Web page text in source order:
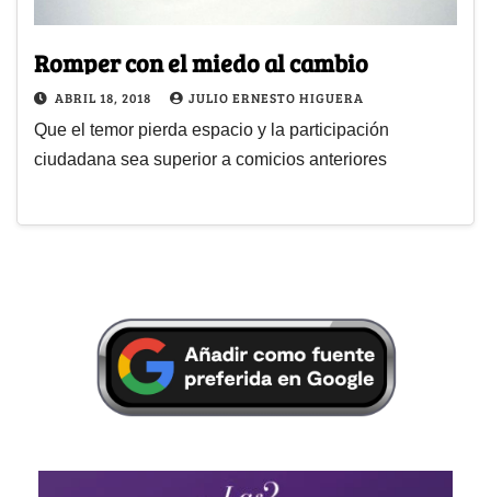
Romper con el miedo al cambio
ABRIL 18, 2018 JULIO ERNESTO HIGUERA
Que el temor pierda espacio y la participación
ciudadana sea superior a comicios anteriores